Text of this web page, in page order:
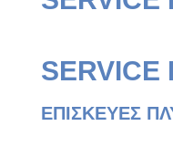
ΕΠΙΣΚΕΥΕΣ